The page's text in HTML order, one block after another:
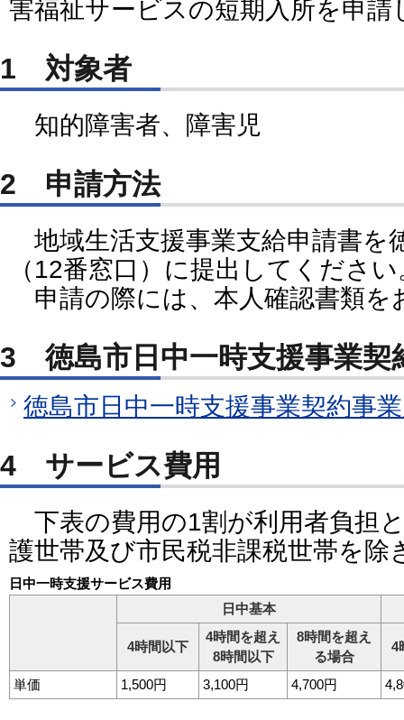
害福祉サービスの短期入所を申請
1 対象者
知的障害者、障害児
2 申請方法
地域生活支援事業支給申請書を
（12番窓口）に提出してください
申請の際には、本人確認書類を
3 徳島市日中一時支援事業契
徳島市日中一時支援事業契約事
4 サービス費用
下表の費用の1割が利用者負担
護世帯及び市民税非課税世帯を除
日中一時支援サービス費用
日中基本
4時間以下
4時間を超え
8時間以下
8時間を超え
る場合
4
単価 1,500円 3,100円 4,700円